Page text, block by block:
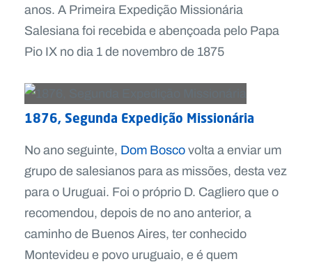
anos. A Primeira Expedição Missionária
Salesiana foi recebida e abençoada pelo Papa
Pio IX no dia 1 de novembro de 1875
1876, Segunda Expedição Missionária
No ano seguinte, Dom Boscovolta a enviar um
grupo de salesianos para as missões, desta vez
para o Uruguai. Foi o próprio D. Cagliero que o
recomendou, depois de no ano anterior, a
caminho de Buenos Aires, ter conhecido
Montevideu e povo uruguaio, e é quem